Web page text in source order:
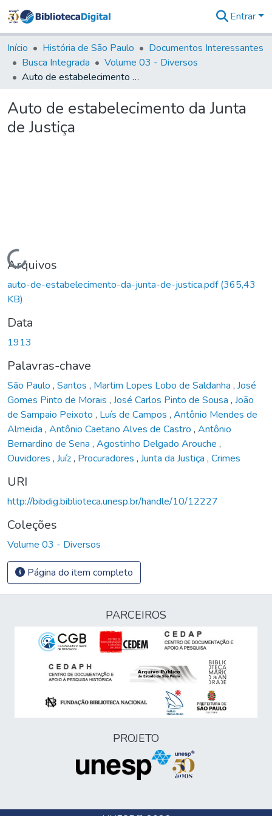
&
Coleções
Tudo na
Biblioteca
Estatísticas
Entrar
Início História de São Paulo
Documentos Interessantes
Busca Integrada
Volume 03 - Diversos
Auto de estabelecimento da Junta de Justiça
Auto de estabelecimento da Junta
de Justiça
Carregando...
Arquivos
auto-de-estabelecimento-da-junta-de-justica.pdf(365,43
KB)
Data
1913
Palavras-chave
São Paulo , Santos , Martim Lopes Lobo de Saldanha , José
Gomes Pinto de Morais , José Carlos Pinto de Sousa , João
de Sampaio Peixoto , Luís de Campos , Antônio Mendes de
Almeida , Antônio Caetano Alves de Castro , Antônio
Bernardino de Sena , Agostinho Delgado Arouche ,
Ouvidores , Juíz, Procuradores , Junta da Justiça , Crimes
URI
http://bibdig.biblioteca.unesp.br/handle/10/12227
Coleções
Volume 03 - Diversos
Página do item completo
PARCEIROS
PROJETO